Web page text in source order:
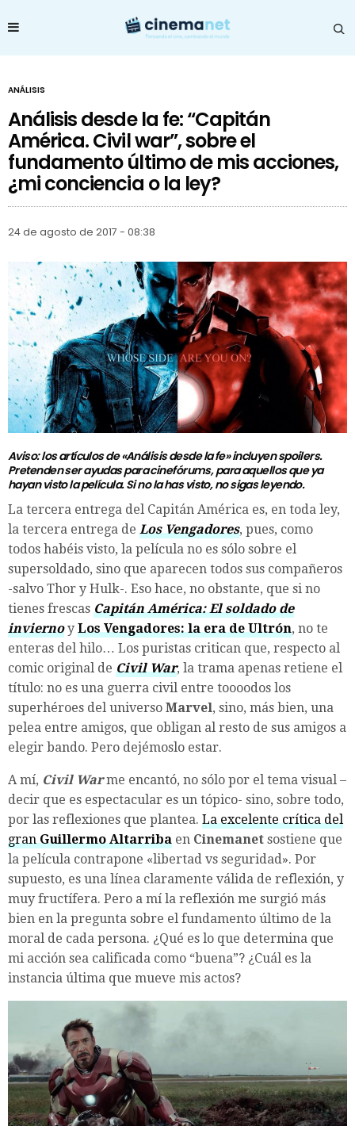
ANÁLISIS
Análisis desde la fe: “Capitán
América. Civil war”, sobre el
fundamento último de mis acciones,
¿mi conciencia o la ley?
24 de agosto de 2017 - 08:38
Aviso: los artículos de «Análisis desde la fe» incluyen spoilers.
Pretenden ser ayudas para cinefórums, para aquellos que ya
hayan visto la película. Si no la has visto, no sigas leyendo.
La tercera entrega del Capitán América es, en toda ley,
la tercera entrega de Los Vengadores, pues, como
todos habéis visto, la película no es sólo sobre el
supersoldado, sino que aparecen todos sus compañeros
-salvo Thor y Hulk-. Eso hace, no obstante, que si no
tienes frescas Capitán América: El soldado de
inviernoy Los Vengadores: la era de Ultrón, no te
enteras del hilo… Los puristas critican que, respecto al
comic original de Civil War, la trama apenas retiene el
título: no es una guerra civil entre toooodos los
superhéroes del universo Marvel, sino, más bien, una
pelea entre amigos, que obligan al resto de sus amigos a
elegir bando. Pero dejémoslo estar.
A mí, Civil Warme encantó, no sólo por el tema visual –
decir que es espectacular es un tópico- sino, sobre todo,
por las reflexiones que plantea. La excelente crítica del
granGuillermo Altarriba en Cinemanet sostiene que
la película contrapone «libertad vs seguridad». Por
supuesto, es una línea claramente válida de reflexión, y
muy fructífera. Pero a mí la reflexión me surgió más
bien en la pregunta sobre el fundamento último de la
moral de cada persona. ¿Qué es lo que determina que
mi acción sea calificada como “buena”? ¿Cuál es la
instancia última que mueve mis actos?